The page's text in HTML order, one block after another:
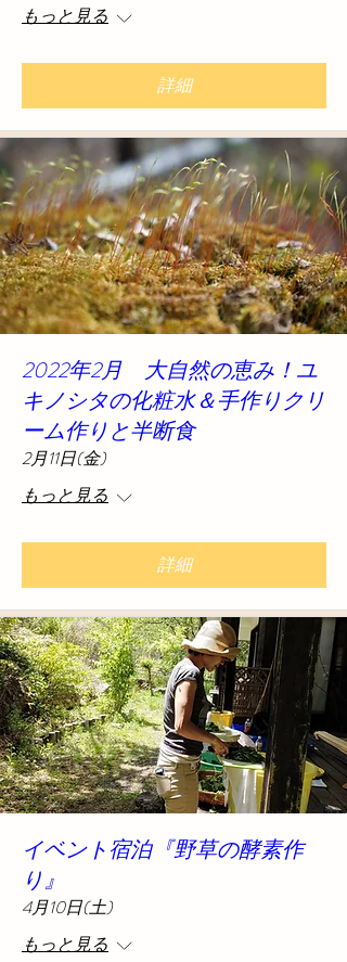
もっと見る
詳細
2022年2月 大自然の恵み！ユ
キノシタの化粧水＆手作りクリ
ーム作りと半断食
2月11日(金)
もっと見る
詳細
イベント宿泊『野草の酵素作
り』
4月10日(土)
もっと見る